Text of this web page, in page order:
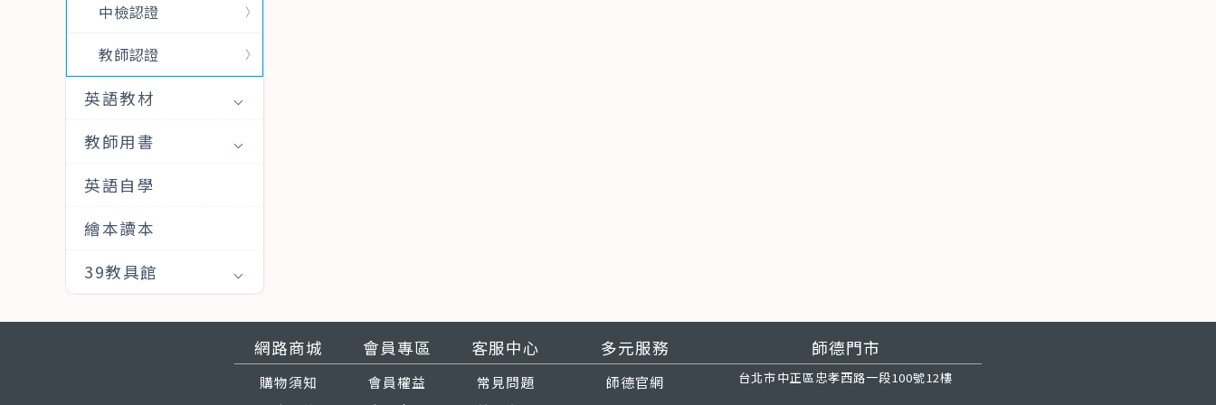
中檢認證
教師認證
英語教材
教師用書
英語自學
繪本讀本
39教具館
網路商城
購物須知
會員專區
會員權益
客服中心
常見問題
多元服務
師德官網
師德門市
台北市中正區忠孝西路一段100號12樓